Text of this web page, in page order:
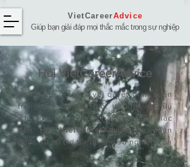
VietCareerAdvice
Giúp bạn giải đáp mọi thắc mắc trong sự nghiệp
Hỏi ​VietCareerAdvice
Bạn đang đối mặt với quyết định quan
trọng hay chỉ cần một lời khuyên hữu
ích trong công việc, hãy gửi thắc mắc
đếnHỏi VietCareerAdviceđể nhận
được sự hỗ trợ tối ưu cho sự nghiệp của
bạn.